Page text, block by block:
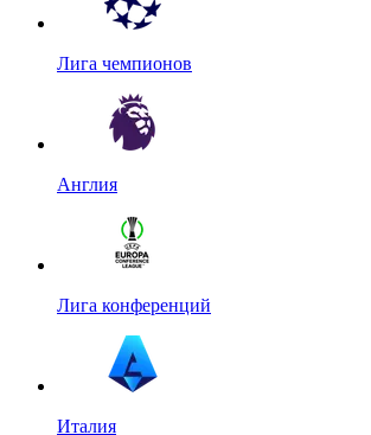
Лига чемпионов
Англия
Лига конференций
Италия